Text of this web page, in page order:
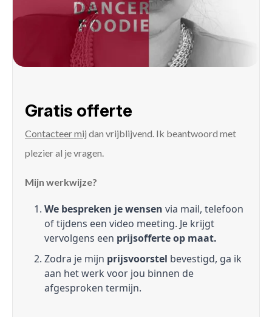
Gratis offerte
Contacteer mij dan vrijblijvend. Ik beantwoord met
plezier al je vragen.
Mijn werkwijze?
We bespreken je wensen via mail, telefoon
of tijdens een video meeting. Je krijgt
vervolgens een prijsofferte op maat.
Zodra je mijn prijsvoorstel bevestigd, ga ik
aan het werk voor jou binnen de
afgesproken termijn.